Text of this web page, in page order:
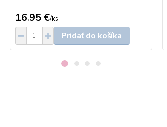
16,95 €/ks
Pridať do košíka